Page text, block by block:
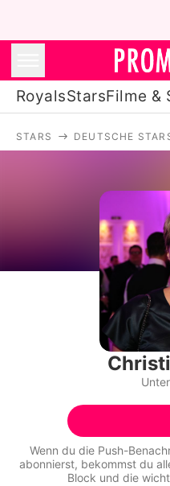
RoyalsStarsFilme &
Alle
App
STARS DEUTSCHE
Wenn du die Push-
abonnierst, bekommst du
Block und die